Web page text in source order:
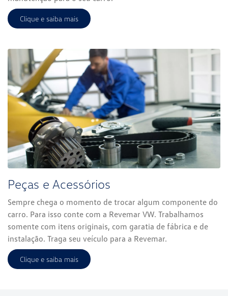
Clique e saiba mais
Peças e Acessórios
Sempre chega o momento de trocar algum componente do
carro. Para isso conte com a Revemar VW. Trabalhamos
somente com itens originais, com garatia de fábrica e de
instalação. Traga seu veículo para a Revemar.
Clique e saiba mais